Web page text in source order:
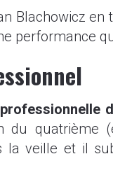
Blachowicz
performance
du quatrième
la veille et il